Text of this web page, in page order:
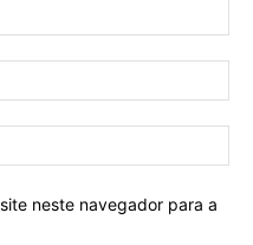
neste navegador para a